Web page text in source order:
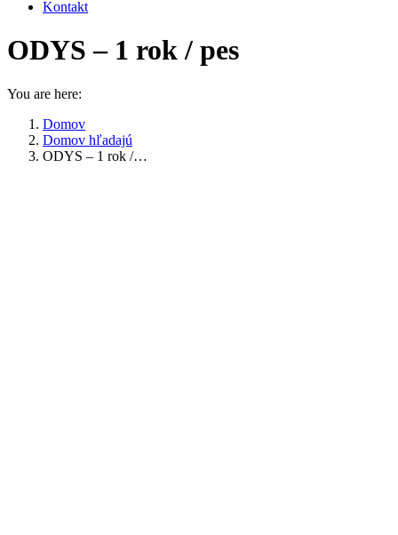
Kontakt
ODYS – 1 rok / pes
You are here:
Domov
Domov hľadajú
ODYS – 1 rok /…